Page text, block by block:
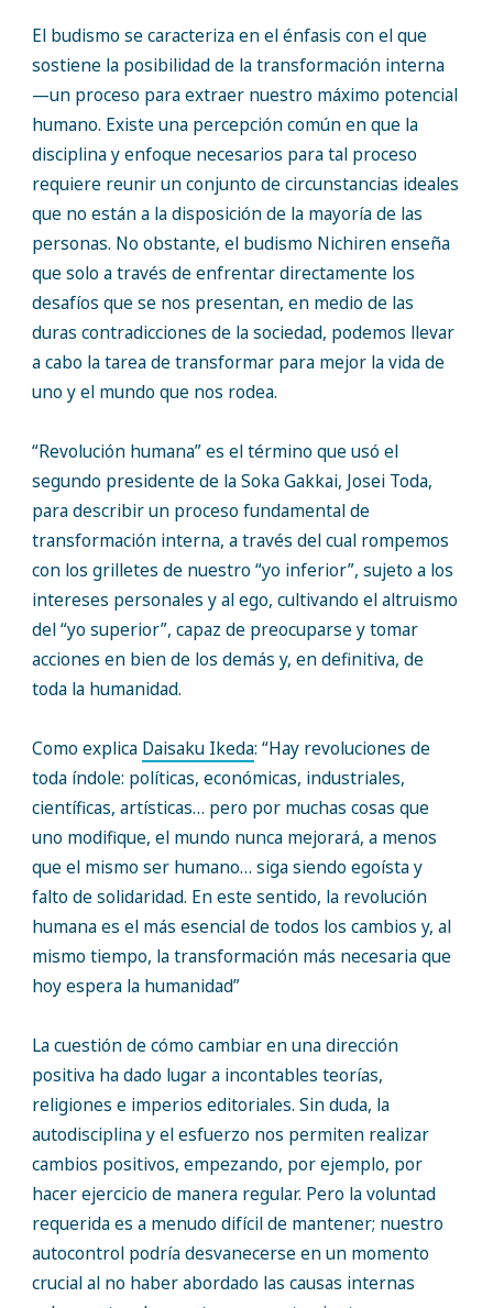
El budismo se caracteriza en el énfasis con el que
sostiene la posibilidad de la transformación interna
—un proceso para extraer nuestro máximo potencial
humano. Existe una percepción común en que la
disciplina y enfoque necesarios para tal proceso
requiere reunir un conjunto de circunstancias ideales
que no están a la disposición de la mayoría de las
personas. No obstante, el budismo Nichiren enseña
que solo a través de enfrentar directamente los
desafíos que se nos presentan, en medio de las
duras contradicciones de la sociedad, podemos llevar
a cabo la tarea de transformar para mejor la vida de
uno y el mundo que nos rodea.
“Revolución humana” es el término que usó el
segundo presidente de la Soka Gakkai, Josei Toda,
para describir un proceso fundamental de
transformación interna, a través del cual rompemos
con los grilletes de nuestro “yo inferior”, sujeto a los
intereses personales y al ego, cultivando el altruismo
del “yo superior”, capaz de preocuparse y tomar
acciones en bien de los demás y, en definitiva, de
toda la humanidad.
Como explica Daisaku Ikeda: “Hay revoluciones de
toda índole: políticas, económicas, industriales,
científicas, artísticas… pero por muchas cosas que
uno modifique, el mundo nunca mejorará, a menos
que el mismo ser humano… siga siendo egoísta y
falto de solidaridad. En este sentido, la revolución
humana es el más esencial de todos los cambios y, al
mismo tiempo, la transformación más necesaria que
hoy espera la humanidad”
La cuestión de cómo cambiar en una dirección
positiva ha dado lugar a incontables teorías,
religiones e imperios editoriales. Sin duda, la
autodisciplina y el esfuerzo nos permiten realizar
cambios positivos, empezando, por ejemplo, por
hacer ejercicio de manera regular. Pero la voluntad
requerida es a menudo difícil de mantener; nuestro
autocontrol podría desvanecerse en un momento
crucial al no haber abordado las causas internas